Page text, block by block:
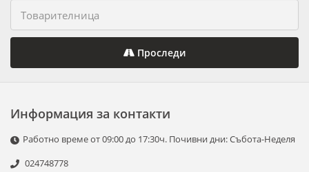
Проследи
Информация за контакти
Работно време от 09:00 до 17:30ч. Почивни дни: Събота-Неделя
024748778